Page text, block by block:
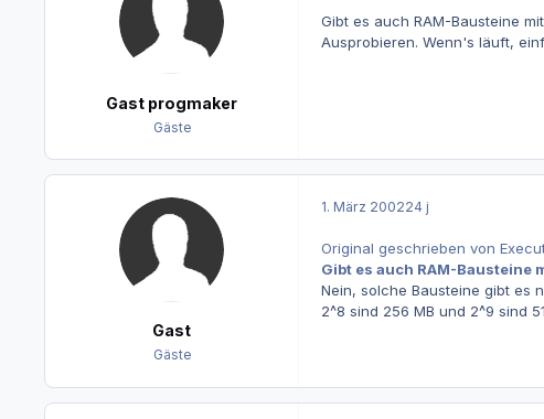
Gast progmaker
Gäste
Gibt es auch RAM-Bausteine
Ausprobieren. Wenn's läuft,
Gast
Gäste
1. März 200224 j
Original geschrieben von
Gibt es auch RAM-Bausteine
Nein, solche Bausteine gibt es
2^8 sind 256 MB und 2^9 sind